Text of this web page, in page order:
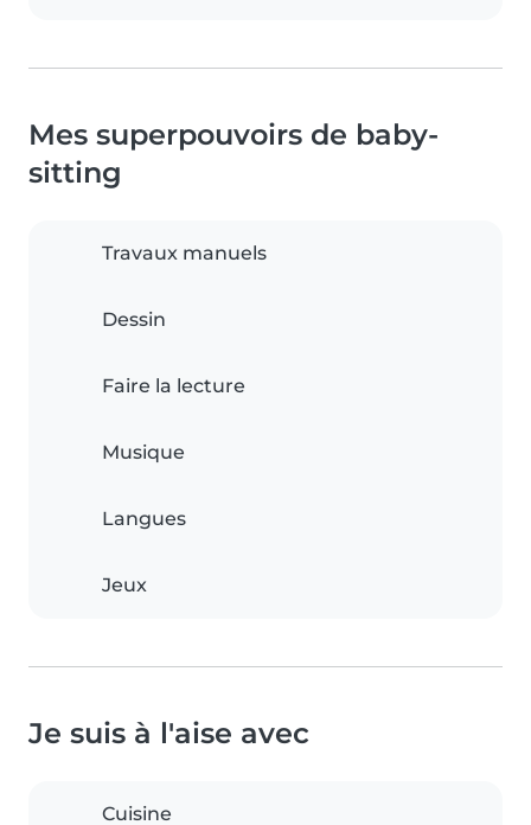
Mes superpouvoirs de baby-
sitting
Travaux manuels
Dessin
Faire la lecture
Musique
Langues
Jeux
Je suis à l'aise avec
Cuisine